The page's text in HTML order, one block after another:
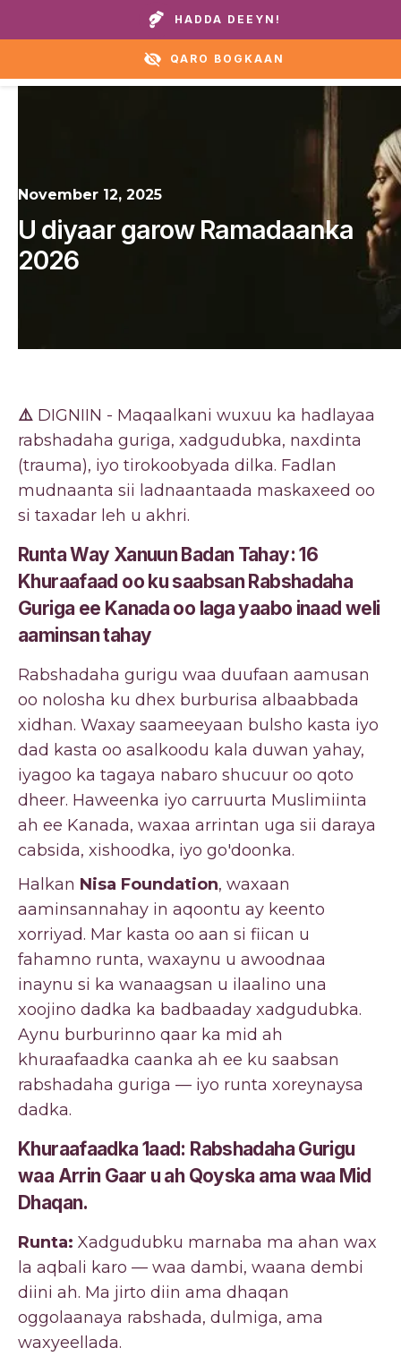
Wicitay guryaheena ama caawirka:
HADDA DEEYN!
QARO BOGKAAN
November 12, 2025
U diyaar garow Ramadaanka
2026
⚠️ DIGNIIN - Maqaalkani wuxuu ka hadlayaa
rabshadaha guriga, xadgudubka, naxdinta
(trauma), iyo tirokoobyada dilka. Fadlan
mudnaanta sii ladnaantaada maskaxeed oo
si taxadar leh u akhri.
Runta Way Xanuun Badan Tahay: 16
Khuraafaad oo ku saabsan Rabshadaha
Guriga ee Kanada oo laga yaabo inaad weli
aaminsan tahay
Rabshadaha gurigu waa duufaan aamusan
oo nolosha ku dhex burburisa albaabbada
xidhan. Waxay saameeyaan bulsho kasta iyo
dad kasta oo asalkoodu kala duwan yahay,
iyagoo ka tagaya nabaro shucuur oo qoto
dheer. Haweenka iyo carruurta Muslimiinta
ah ee Kanada, waxaa arrintan uga sii daraya
cabsida, xishoodka, iyo go'doonka.
Halkan Nisa Foundation, waxaan
aaminsannahay in aqoontu ay keento
xorriyad. Mar kasta oo aan si fiican u
fahamno runta, waxaynu u awoodnaa
inaynu si ka wanaagsan u ilaalino una
xoojino dadka ka badbaaday xadgudubka.
Aynu burburinno qaar ka mid ah
khuraafaadka caanka ah ee ku saabsan
rabshadaha guriga — iyo runta xoreynaysa
dadka.
Khuraafaadka 1aad: Rabshadaha Gurigu
waa Arrin Gaar u ah Qoyska ama waa Mid
Dhaqan.
Runta: Xadgudubku marnaba ma ahan wax
la aqbali karo — waa dambi, waana dembi
diini ah. Ma jirto diin ama dhaqan
oggolaanaya rabshada, dulmiga, ama
waxyeellada.